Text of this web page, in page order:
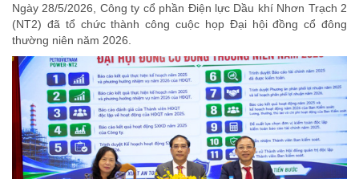
Ngày 28/5/2026, Công ty cổ phần Điện lực Dầu khí Nhơn Trạch 2
(NT2) đã tổ chức thành công cuộc họp Đại hội đồng cổ đông
thường niên năm 2026.